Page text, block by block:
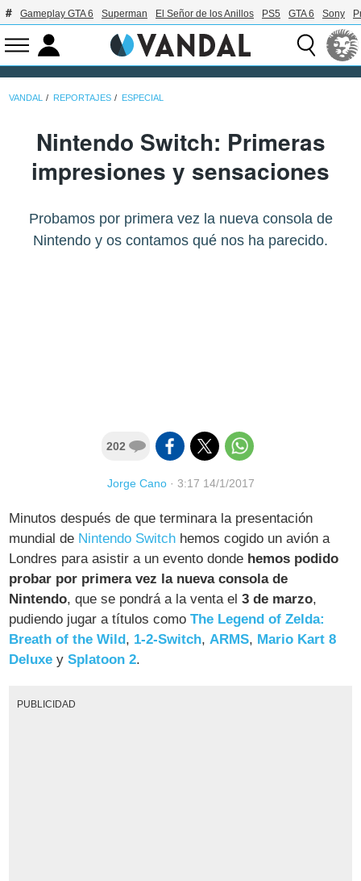
Gameplay GTA 6 Superman El Señor de los Anillos PS5 GTA 6 Sony
VANDAL REPORTAJES ESPECIAL
Nintendo Switch: Primeras
impresiones y sensaciones
Probamos por primera vez la nueva consola de
Nintendo y os contamos qué nos ha parecido.
202
Jorge Cano· 3:17 14/1/2017
Minutos después de que terminara la presentación
mundial de Nintendo Switch hemos cogido un avión a
Londres para asistir a un evento donde hemos podido
probar por primera vez la nueva consola de
Nintendo, que se pondrá a la venta el3 de marzo,
pudiendo jugar a títulos comoThe Legend of Zelda:
Breath of the Wild , 1-2-Switch,ARMS, Mario Kart 8
Deluxe ySplatoon 2.
PUBLICIDAD